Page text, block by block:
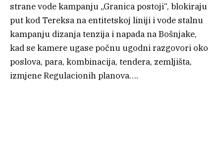
strane vode kampanju „Granica postoji“, blokiraju
put kod Tereksa na entitetskoj liniji i vode stalnu
kampanju dizanja tenzija i napada na Bošnjake,
kad se kamere ugase počnu ugodni razgovori oko
poslova, para, kombinacija, tendera, zemljišta,
izmjene Regulacionih planova….